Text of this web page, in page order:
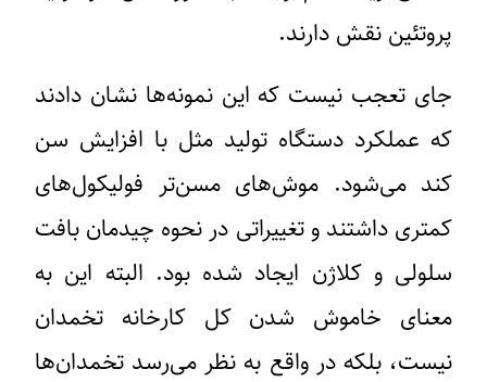
پروتئین نقش دارند.
جای تعجب نیست که این نمونه‌ها نشان دادند
که عملکرد دستگاه تولید مثل با افزایش سن
کند می‌شود. موش‌های مسن‌تر فولیکول‌های
کمتری داشتند و تغییراتی در نحوه چیدمان بافت
سلولی و کلاژن ایجاد شده بود. البته این به
معنای خاموش شدن کل کارخانه تخمدان
نیست، بلکه در واقع به نظر می‌رسد تخمدان‌ها